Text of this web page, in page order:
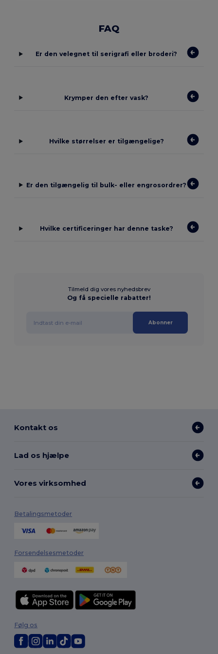
FAQ
Er den velegnet til serigrafi eller broderi?
Krymper den efter vask?
Hvilke størrelser er tilgængelige?
Er den tilgængelig til bulk- eller engrosordrer?
Hvilke certificeringer har denne taske?
Tilmeld dig vores nyhedsbrev
Og få specielle rabatter!
Abonner
Kontakt os
Lad os hjælpe
Vores virksomhed
Betalingsmetoder
Forsendelsesmetoder
Følg os